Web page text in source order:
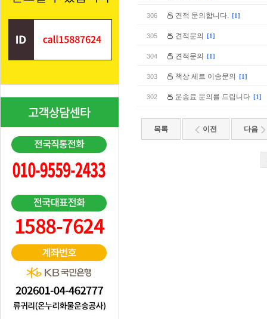
306 견적 문의합니다. [1]
305 견적문의 [1]
304 견적문의 [1]
303 책상 세트 이송문의 [1]
302 운송료 문의를 드립니다 [1]
목록 이전 다음